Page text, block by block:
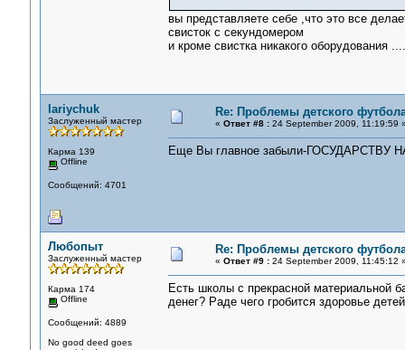
вы представляете себе ,что это все
свисток с секундомером
и кроме свистка никакого оборудования ....
lariychuk
Заслуженный мастер
Карма 139
Offline
Сообщений: 4701
Re: Проблемы детского
« Ответ #8 :24 September 2009, 11:19:59
Еще Вы главное забыли-
Любопыт
Заслуженный мастер
Карма 174
Offline
Сообщений: 4889
No good deed goes
Re: Проблемы детского
« Ответ #9 :24 September 2009, 11:45:12
Есть школы с прекрасной материальной
денег? Раде чего гробится здоровье